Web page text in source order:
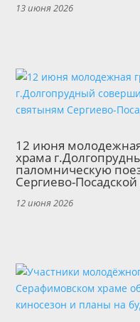
13 июня 2026
12 июня
храма
паломническую
Сергиево-
12 июня 2026